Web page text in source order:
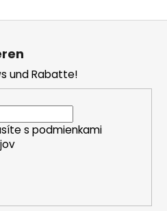
und Rabatte!
s podmienkami